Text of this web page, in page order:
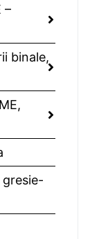
–
binale,
gresie-